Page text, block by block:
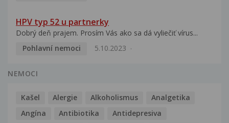
HPV typ 52 u partnerky
Dobrý deň prajem. Prosím Vás ako sa dá vyliečiť vírus...
Pohlavní nemoci
5.10.2023
NEMOCI
Kašel Alergie Alkoholismus
Analgetika
Angína
Antibiotika
Antidepresiva